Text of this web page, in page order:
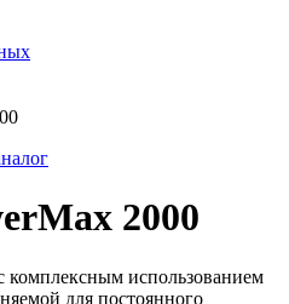
2000
комплексным использованием
для постоянного